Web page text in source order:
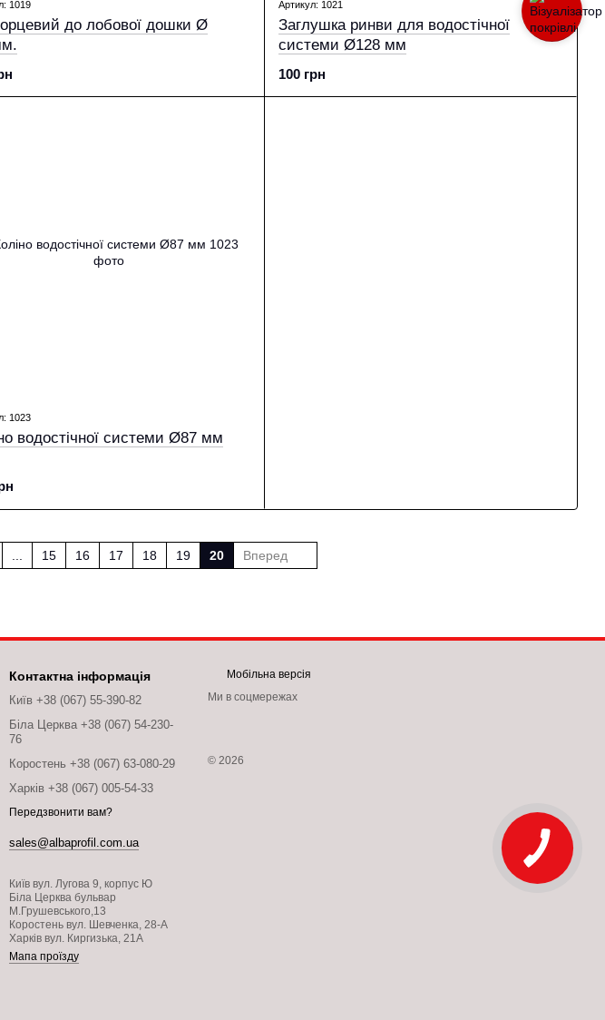
1019
до лобової дошки Ø
Артикул: 1021
Заглушка ринви для водостічної
системи Ø128 мм
100 грн
1023
водостічної системи Ø87 мм
15 16 17 18 19 20 Вперед
Контактна інформація
Київ +38 (067) 55-390-82
Біла Церква +38 (067) 54-230-
76
Коростень +38 (067) 63-080-29
Харків +38 (067) 005-54-33
Передзвонити вам?
sales@albaprofil.com.ua
Київ вул. Лугова 9, корпус Ю
Біла Церква бульвар
М.Грушевського,13
Коростень вул. Шевченка, 28-А
Харків вул. Киргизька, 21А
Мапа проїзду
Мобільна версія
Ми в соцмережах
© 2026